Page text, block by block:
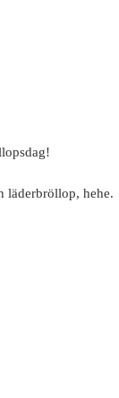
läderbröllop, hehe.